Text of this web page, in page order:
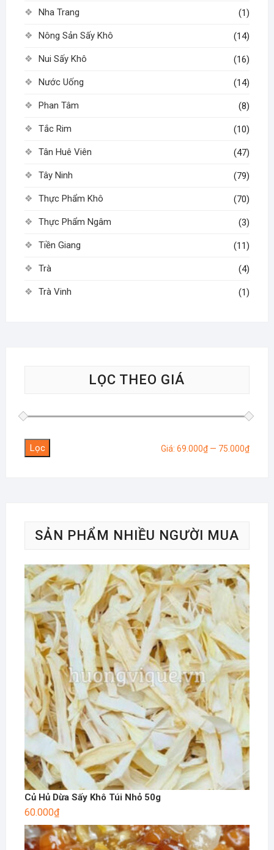
Nha Trang (1)
Nông Sản Sấy Khô (14)
Nui Sấy Khô (16)
Nước Uống (14)
Phan Tâm (8)
Tắc Rim (10)
Tân Huê Viên (47)
Tây Ninh (79)
Thực Phẩm Khô (70)
Thực Phẩm Ngâm (3)
Tiền Giang (11)
Trà (4)
Trà Vinh (1)
LỌC THEO GIÁ
Giá
Giá
Lọc Giá:69.000₫ — 75.000₫
SẢN PHẨM NHIỀU NGƯỜI MUA
Củ Hủ Dừa Sấy Khô Túi Nhỏ 50g
60.000₫